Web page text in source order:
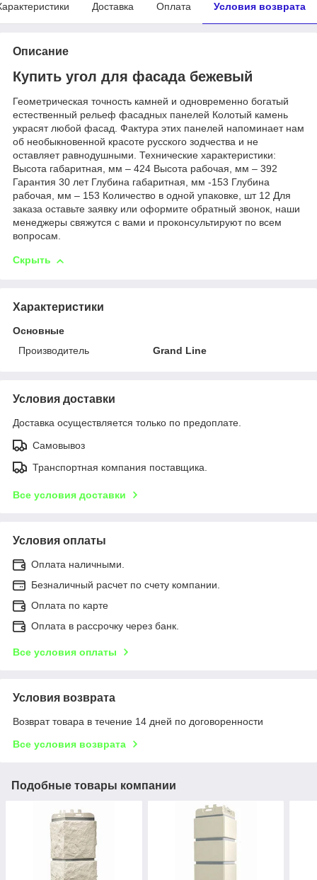
Доставка Оплата Условия возврата
Описание
Купить угол для фасада бежевый
Геометрическая точность камней и одновременно богатый
естественный рельеф фасадных панелей Колотый камень
украсят любой фасад. Фактура этих панелей напоминает нам
об необыкновенной красоте русского зодчества и не
оставляет равнодушными. Технические характеристики:
Высота габаритная, мм – 424 Высота рабочая, мм – 392
Гарантия 30 лет Глубина габаритная, мм -153 Глубина
рабочая, мм – 153 Количество в одной упаковке, шт 12 Для
заказа оставьте заявку или оформите обратный звонок, наши
менеджеры свяжутся с вами и проконсультируют по всем
вопросам.
Скрыть
Характеристики
Основные
Производитель
Grand Line
Условия доставки
Доставка осуществляется только по предоплате.
Самовывоз
Транспортная компания поставщика.
Все условия доставки
Условия оплаты
Оплата наличными.
Безналичный расчет по счету компании.
Оплата по карте
Оплата в рассрочку через банк.
Все условия оплаты
Условия возврата
Возврат товара в течение 14 дней по договоренности
Все условия возврата
Подобные товары компании